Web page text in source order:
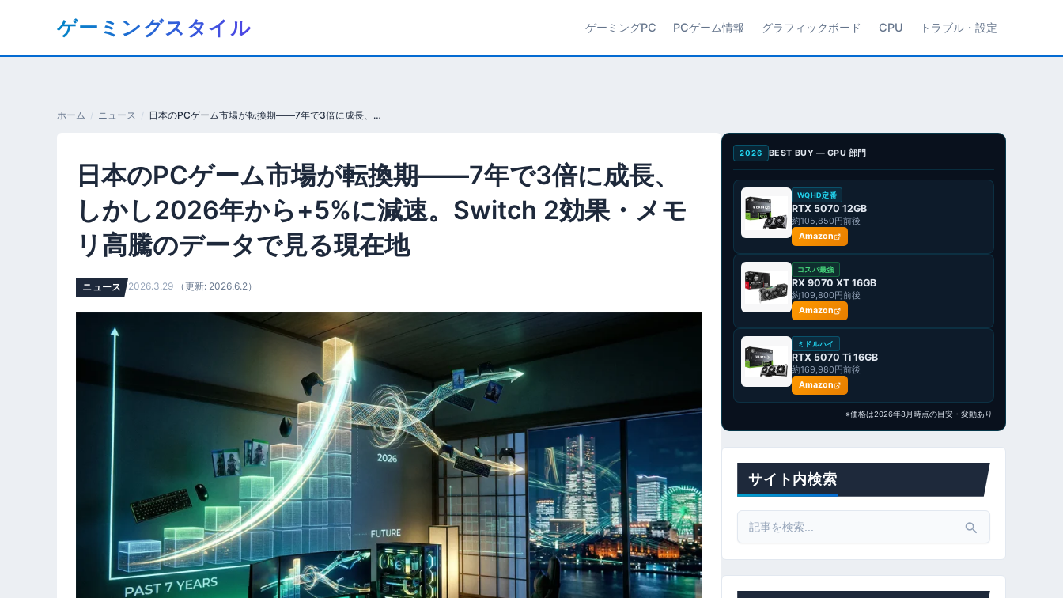
テ
ゲーミングスタイル ゲーミングPC PCゲーム情報 グラフィックボード CPU トラブル・設定
ホーム ニュース 日本のPCゲーム市場が転換期——7年で3倍に成長、しかし2026年から+5%に減速。Switch 2効果・メモリ高騰のデータで見る現在地
日本のPCゲーム市場が転換期——7年で3倍に成長、
しかし2026年から+5%に減速。Switch 2効果・メモ
リ高騰のデータで見る現在地
ニュース 2026.3.29 （更新: 2026.6.2）
2026 BEST BUY — GPU 部門
WQHD定番
RTX 5070 12GB
約105,850円前後
Amazon
コスパ最強
RX 9070 XT 16GB
約109,800円前後
Amazon
ミドルハイ
RTX 5070 Ti 16GB
約169,980円前後
Amazon
※価格は2026年8月時点の目安・変動あり
サイト内検索
Search
for: